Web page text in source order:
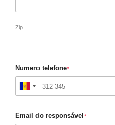
Zip
Numero telefone*
Email do responsável *